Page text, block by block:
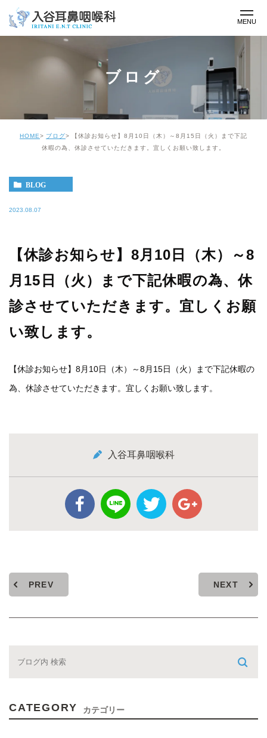
ブログ
HOME ブログ
【休診お知らせ】8月10日（木）～8月15日（火）まで下記
休暇の為、休診させていただきます。宜しくお願い致します。
BLOG
2023.08.07
【休診お知らせ】8月10日（木）～8
月15日（火）まで下記休暇の為、休
診させていただきます。宜しくお願
い致します。
【休診お知らせ】8月10日（木）～8月15日（火）まで下記休暇の
為、休診させていただきます。宜しくお願い致します。
入谷耳鼻咽喉科
PREV NEXT
CATEGORY カテゴリー